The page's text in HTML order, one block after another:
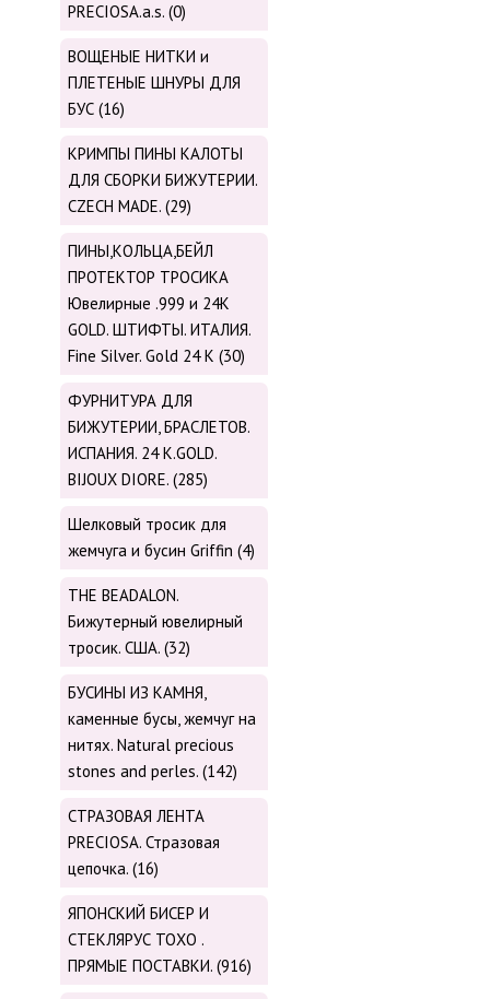
PRECIOSA.a.s. (0)
ВОЩЕНЫЕ НИТКИ и
ПЛЕТЕНЫЕ ШНУРЫ ДЛЯ
БУС (16)
КРИМПЫ ПИНЫ КАЛОТЫ
ДЛЯ СБОРКИ БИЖУТЕРИИ.
CZECH MADE. (29)
ПИНЫ,КОЛЬЦА,БЕЙЛ
ПРОТЕКТОР ТРОСИКА
Ювелирные .999 и 24К
GOLD. ШТИФТЫ. ИТАЛИЯ.
Fine Silver. Gold 24 K (30)
ФУРНИТУРА ДЛЯ
БИЖУТЕРИИ, БРАСЛЕТОВ.
ИСПАНИЯ. 24 K.GOLD.
BIJOUX DIORE. (285)
Шелковый тросик для
жемчуга и бусин Griffin (4)
THE BEADALON.
Бижутерный ювелирный
тросик. США. (32)
БУСИНЫ ИЗ КАМНЯ,
каменные бусы, жемчуг на
нитях. Natural precious
stones and perles. (142)
СТРАЗОВАЯ ЛЕНТА
PRECIOSA. Стразовая
цепочка. (16)
ЯПОНСКИЙ БИСЕР И
СТЕКЛЯРУС TOХО .
ПРЯМЫЕ ПОСТАВКИ. (916)